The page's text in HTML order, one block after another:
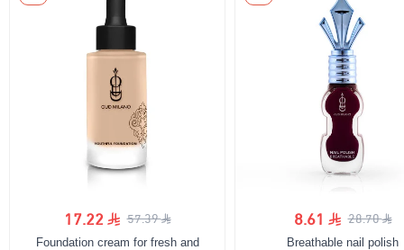
17.22 57.39
Foundation cream for fresh and
8.61 28.70
Breathable nail polish